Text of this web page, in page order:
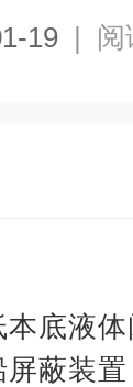
19 | 阅
本底液
蔽装